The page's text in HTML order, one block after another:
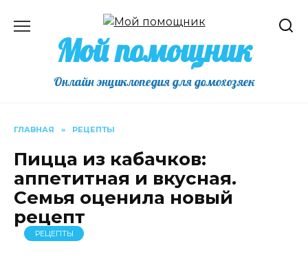
содержаниюМой помощник
Онлайн энциклопедия для домохозяек
ГЛАВНАЯ » РЕЦЕПТЫ
Пицца из кабачков:
аппетитная и вкусная.
Семья оценила новый
рецепт
РЕЦЕПТЫ